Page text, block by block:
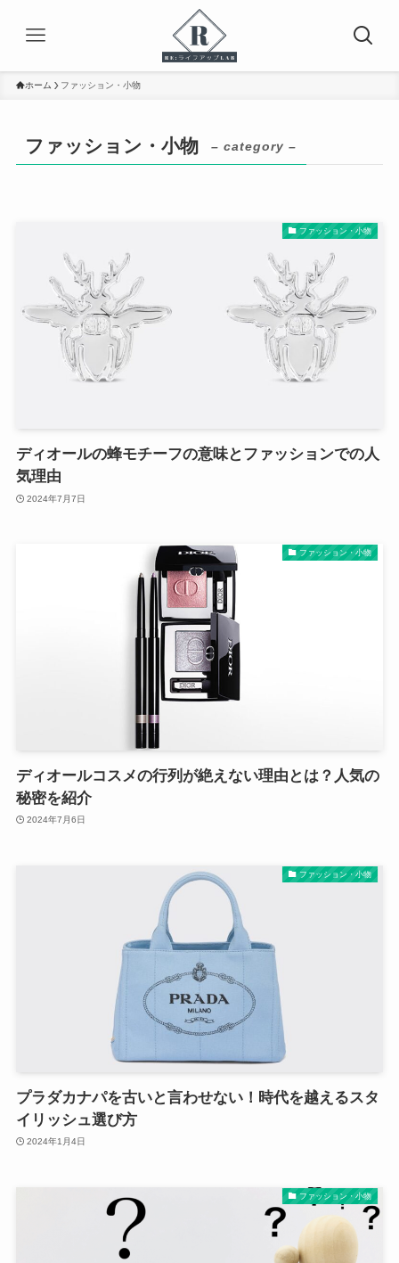
ホーム ファッション・小物
ファッション・小物 – category –
ファッション・小物
ディオールの蜂モチーフの意味とファッションでの人
気理由
2024年7月7日
ファッション・小物
ディオールコスメの行列が絶えない理由とは？人気の
秘密を紹介
2024年7月6日
ファッション・小物
プラダカナパを古いと言わせない！時代を越えるスタ
イリッシュ選び方
2024年1月4日
ファッション・小物